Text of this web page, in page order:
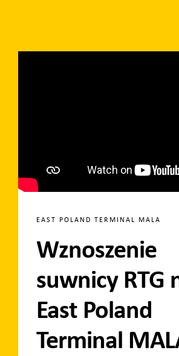
EAST POLAND TERMINAL MALA
Wznoszenie
suwnicy RTG
East Poland
Terminal